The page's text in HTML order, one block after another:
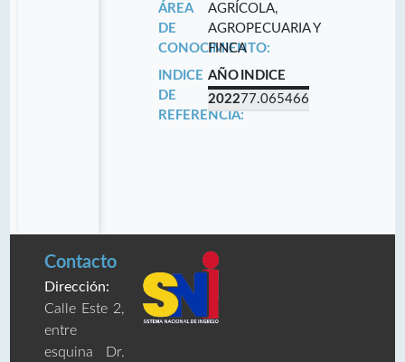
ÁREA
DE
CONOCIMIENTO:
AGRÍCOLA,
AGROPECUARIA Y
FINCA
INDICE
DE
REFERENCIA:
AÑO INDICE
202277.065466
Contacto
Dirección:
Calle Este 2,
entre
esquina Dr.